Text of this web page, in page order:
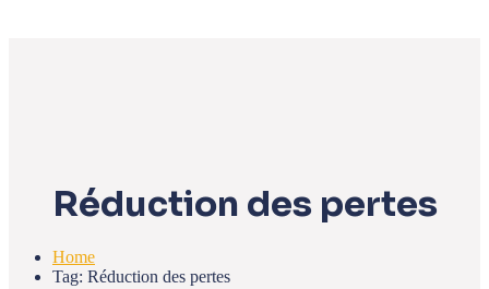
Réduction des pertes
Home
Tag: Réduction des pertes